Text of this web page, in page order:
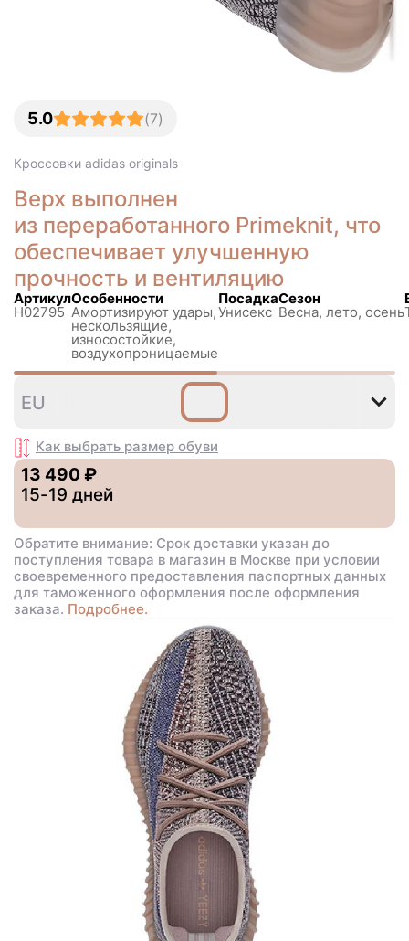
5.0 (7)
Кроссовки adidas originals
Верх выполнен
из переработанного Primeknit, что
обеспечивает улучшенную
прочность и вентиляцию
Артикул
H02795
Особенности
Амортизируют удары,
нескользящиe,
износостойкие,
воздухопроницаемые
Посадка
Унисекс
Сезон
Весна, лето, осень
38⅔
EU
Как выбрать размер обуви
13 490 ₽
15-19 дней
Обратите внимание: Срок доставки указан до
поступления товара в магазин в Москве при условии
своевременного предоставления паспортных данных
для таможенного оформления после оформления
заказа. Подробнее.